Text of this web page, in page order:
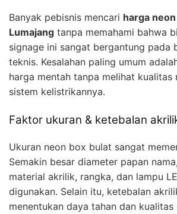
Banyak pebisnis mencari harga
Lumajang tanpa memahami bahwa
signage ini sangat bergantung pada
teknis. Kesalahan paling umum
harga mentah tanpa melihat kualitas
sistem kelistrikannya.
Faktor ukuran & ketebalan
Ukuran neon box bulat sangat
Semakin besar diameter papan
material akrilik, rangka, dan lampu
digunakan. Selain itu, ketebalan
menentukan daya tahan dan kualitas